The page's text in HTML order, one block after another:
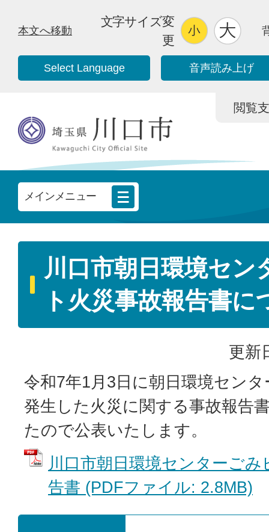
本文へ移動
文字サイズ変
更
Select Language 音声読み上げ
閲覧
メインメニュー
川口市朝日環境セン
ト火災事故報告書に
更新
令和7年1月3日に朝日環境セン
発生した火災に関する事故報告
たので公表いたします。
川口市朝日環境センターご
告書 (PDFファイル: 2.8MB)